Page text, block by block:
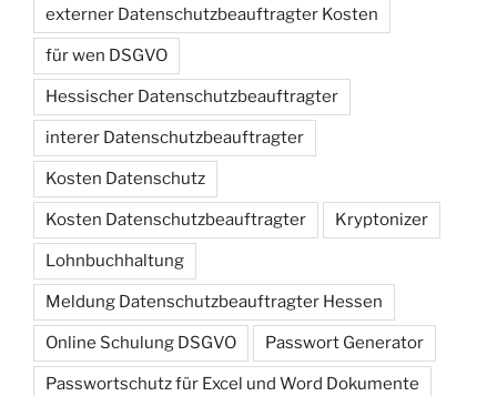
externer Datenschutzbeauftragter Kosten
für wen DSGVO
Hessischer Datenschutzbeauftragter
interer Datenschutzbeauftragter
Kosten Datenschutz
Kosten Datenschutzbeauftragter Kryptonizer
Lohnbuchhaltung
Meldung Datenschutzbeauftragter Hessen
Online Schulung DSGVO Passwort Generator
Passwortschutz für Excel und Word Dokumente